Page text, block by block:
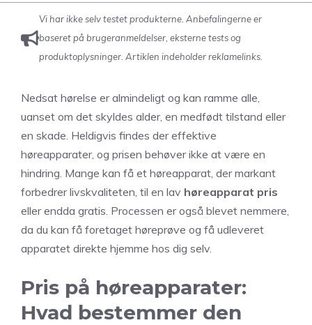
Vi har ikke selv testet produkterne. Anbefalingerne er
baseret på brugeranmeldelser, eksterne tests og
produktoplysninger. Artiklen indeholder reklamelinks.
Nedsat hørelse er almindeligt og kan ramme alle,
uanset om det skyldes alder, en medfødt tilstand eller
en skade. Heldigvis findes der effektive
høreapparater, og prisen behøver ikke at være en
hindring. Mange kan få et høreapparat, der markant
forbedrer livskvaliteten, til en lav høreapparat pris
eller endda gratis. Processen er også blevet nemmere,
da du kan få foretaget høreprøve og få udleveret
apparatet direkte hjemme hos dig selv.
Pris på høreapparater:
Hvad bestemmer den